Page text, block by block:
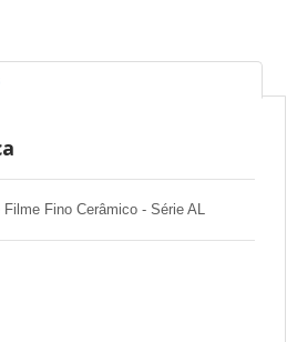
Filme Fino Cerâmico - Série AL